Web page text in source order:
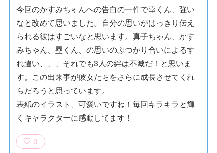
今回のかすみちゃんへの告白の一件で塁くん、強い
なと改めて思いました。自分の思いがはっきり伝え
られる彼はすごいなと思います。真子ちゃん、かす
みちゃん、塁くん、の思いのぶつかり合いによるす
れ違い、、、それでも3人の絆は不滅だ！と思いま
す。この出来事が彼女たちをさらに成長させてくれ
らだろうと思っています。
表紙のイラスト、可愛いですね！毎回キラキラと輝
くキャラクターに感動してます！
0